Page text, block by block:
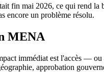
fin mai 2026, ce qui rend
encore un problème résolu.
MENA
immédiat est l'accès —
approbation